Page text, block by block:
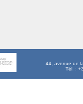
44, avenue de
Tél. :